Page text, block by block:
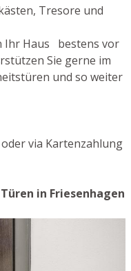
Tresore und
Ihr Haus bestens vor
Sie gerne im
und so weiter
via Kartenzahlung
in Friesenhagen